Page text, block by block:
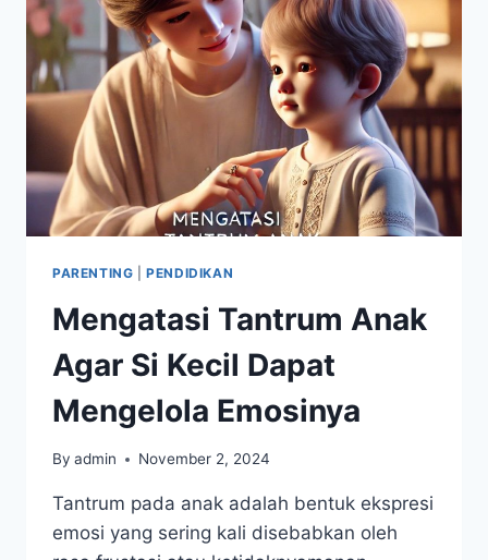
YANG
HEBAT
PARENTING |PENDIDIKAN
Mengatasi Tantrum Anak
Agar Si Kecil Dapat
Mengelola Emosinya
By admin November 2, 2024
Tantrum pada anak adalah bentuk ekspresi
emosi yang sering kali disebabkan oleh